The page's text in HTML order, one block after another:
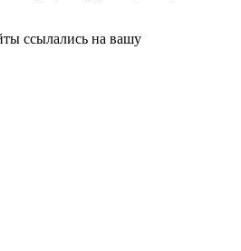
ссылались на вашу